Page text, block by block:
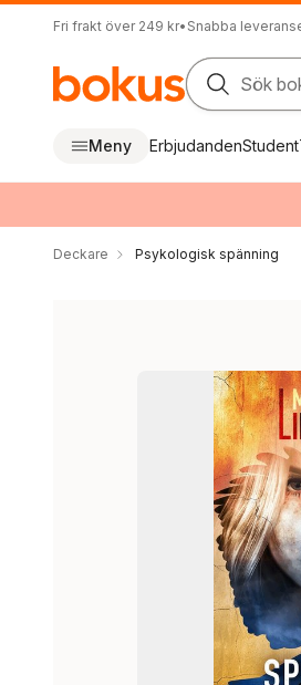
Fri frakt över 249 kr• Snabba
Sök
Meny ErbjudandenStudent
Deckare Psykologisk spänning